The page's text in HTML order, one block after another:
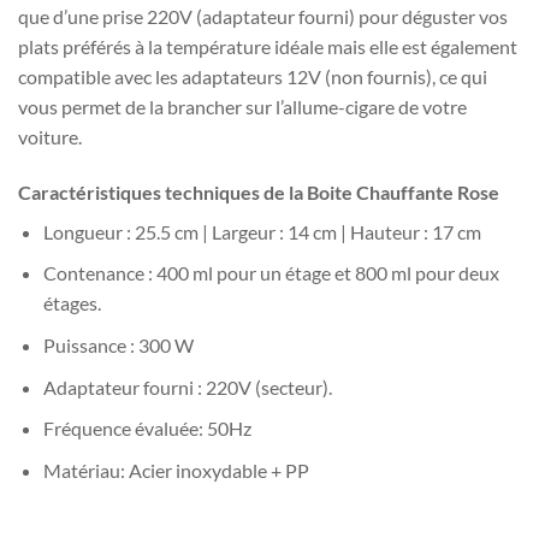
que d’une prise 220V (adaptateur fourni) pour déguster vos
plats préférés à la température idéale mais elle est également
compatible avec les adaptateurs 12V (non fournis), ce qui
vous permet de la brancher sur l’allume-cigare de votre
voiture.
Caractéristiques techniques de la Boite Chauffante Rose
Longueur : 25.5 cm | Largeur : 14 cm | Hauteur : 17 cm
Contenance : 400 ml pour un étage et 800 ml pour deux
étages.
Puissance : 300 W
Adaptateur fourni : 220V (secteur).
Fréquence évaluée: 50Hz
Matériau: Acier inoxydable + PP